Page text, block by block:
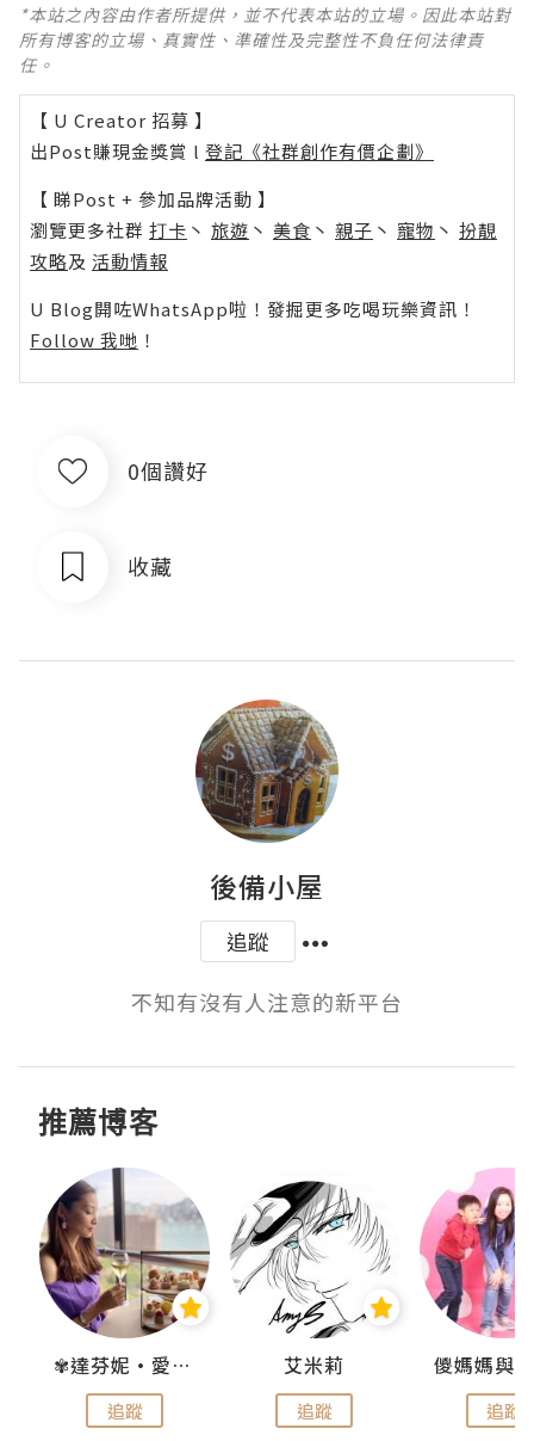
*本站之內容由作者所提供，並不代表本站的立場。因此本站對
所有博客的立場、真實性、準確性及完整性不負任何法律責
任。
【 U Creator 招募 】
出Post賺現金獎賞 l 登記《社群創作有價企劃》
【 睇Post + 參加品牌活動 】
瀏覽更多社群 打卡 丶 旅遊 丶 美食 丶 親子 丶 寵物 丶 扮靚
攻略及 活動情報
U Blog開咗WhatsApp啦！發掘更多吃喝玩樂資訊！
Follow 我哋 ！
0個讚好
收藏
後備小屋
追蹤
不知有沒有人注意的新平台
推薦博客
✾達芬妮•愛孩子•愛生活✾
追蹤
艾米莉
追蹤 追蹤